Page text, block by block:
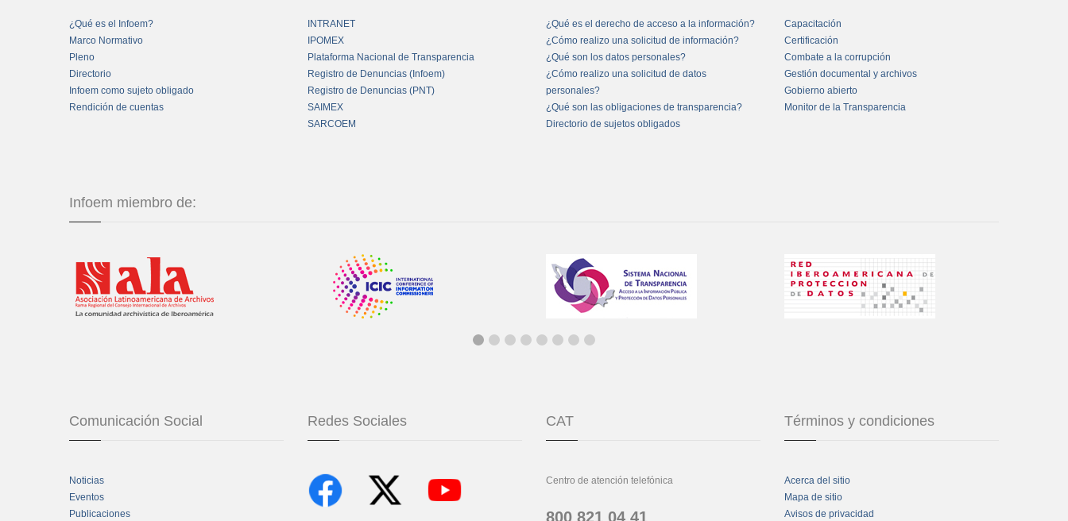
¿Qué es el Infoem?
Marco Normativo
Pleno
Directorio
Infoem como sujeto obligado
Rendición de cuentas
INTRANET
IPOMEX
Plataforma Nacional de Transparencia
Registro de Denuncias (Infoem)
Registro de Denuncias (PNT)
SAIMEX
SARCOEM
¿Qué es el derecho de acceso a la información?
¿Cómo realizo una solicitud de información?
¿Qué son los datos personales?
¿Cómo realizo una solicitud de datos
personales?
¿Qué son las obligaciones de transparencia?
Directorio de sujetos obligados
Capacitación
Certificación
Combate a la corrupción
Gestión documental y archivos
Gobierno abierto
Monitor de la Transparencia
Infoem miembro de:
Comunicación Social
Noticias
Eventos
Publicaciones
Redes Sociales CAT
Centro de atención telefónica
800 821 04 41
Términos y condiciones
Acerca del sitio
Mapa de sitio
Avisos de privacidad